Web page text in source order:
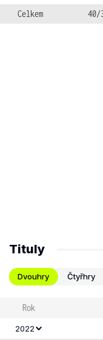
Celkem
40/
Tituly
Dvouhry Čtyřhry
Rok
2022